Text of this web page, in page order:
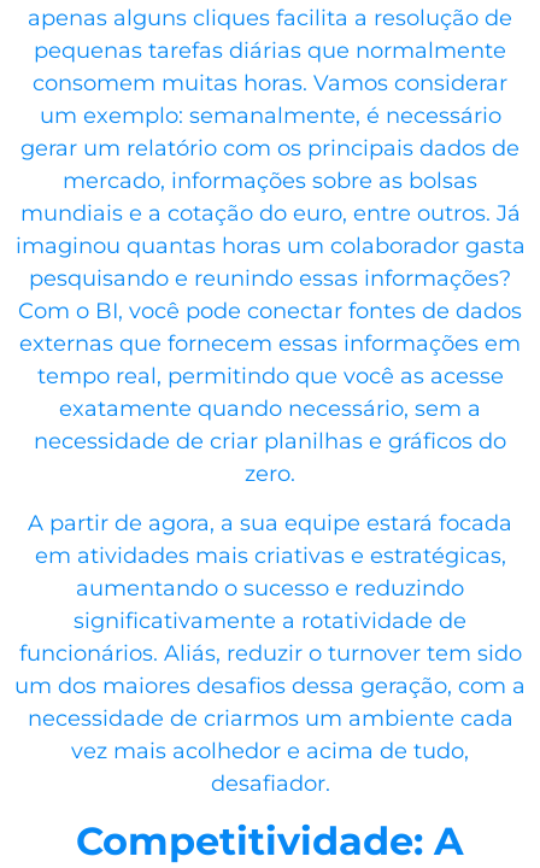
apenas alguns cliques facilita a resolução de
pequenas tarefas diárias que normalmente
consomem muitas horas. Vamos considerar
um exemplo: semanalmente, é necessário
gerar um relatório com os principais dados de
mercado, informações sobre as bolsas
mundiais e a cotação do euro, entre outros. Já
imaginou quantas horas um colaborador gasta
pesquisando e reunindo essas informações?
Com o BI, você pode conectar fontes de dados
externas que fornecem essas informações em
tempo real, permitindo que você as acesse
exatamente quando necessário, sem a
necessidade de criar planilhas e gráficos do
zero.
A partir de agora, a sua equipe estará focada
em atividades mais criativas e estratégicas,
aumentando o sucesso e reduzindo
significativamente a rotatividade de
funcionários. Aliás, reduzir o turnover tem sido
um dos maiores desafios dessa geração, com a
necessidade de criarmos um ambiente cada
vez mais acolhedor e acima de tudo,
desafiador.
Competitividade: A